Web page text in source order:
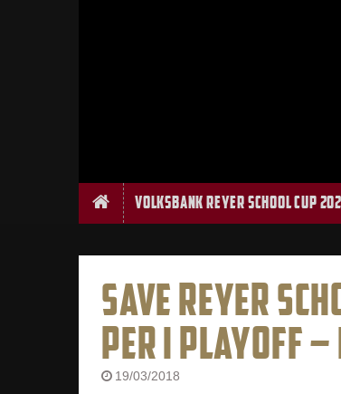
HomeVolksbank Reyer School Cup
SAVE REYER
PER I PLAYOFF –
19/03/2018